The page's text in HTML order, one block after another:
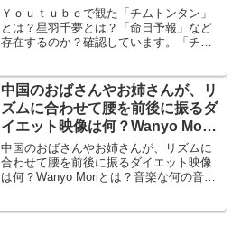
しています。
Ｙｏｕｔｕｂｅで観た「チムトンタン」
とは？星羽千夢とは？「命日予報」など
存在するのか？確認しています。「チム
これらの有効な検索結果はありませんで
した。「奇譚師にんぎょ」...
中国のおばさんやお姉さんが、リ
ズムに合わせて腰を前後に振るダ
イエット映像は何？Wanyo Mori
とは？音楽な何の音楽？本人のア
カウントを確認
中国のおばさんやお姉さんが、リズムに
合わせて腰を前後に振るダイエット映像
は何？Wanyo Moriとは？音楽な何の音